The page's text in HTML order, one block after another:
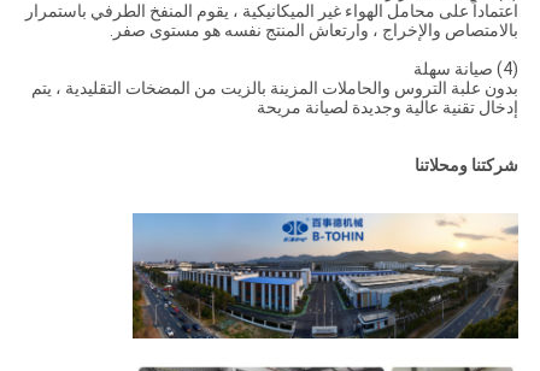
اعتماداً على محامل الهواء غير الميكانيكية ، يقوم المنفخ الطرفي باستمرار
بالامتصاص والإخراج ، وارتعاش المنتج نفسه هو مستوى صفر.
(4) صيانة سهلة
بدون علبة التروس والحاملات المزينة بالزيت من المضخات التقليدية ، يتم
إدخال تقنية عالية وجديدة لصيانة مريحة
شركتنا ومحلاتنا